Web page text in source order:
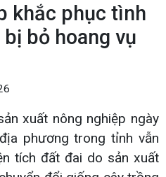
khắc phục tình
bỏ hoang vụ
xuất nông nghiệp ngày
phương trong tỉnh vẫn
tích đất đai do sản xuất